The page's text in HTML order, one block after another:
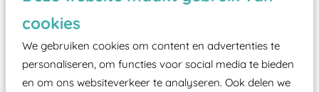
cookies
We gebruiken cookies om content en advertenties te
personaliseren, om functies voor social media te bieden
en om ons websiteverkeer te analyseren. Ook delen we
Elk speeltoestel in de openbare ruimte voorzien
moet zijn van een typekeuring, -plaatje en
certificering, uitgegeven door een Nederlands
aangewezen keuringsinstantie?